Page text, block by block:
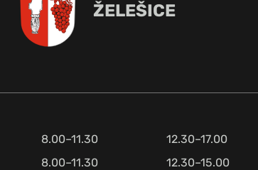
ŽELEŠICE
8.00–11.30
12.30–17.00
8.00–11.30
12.30–15.00